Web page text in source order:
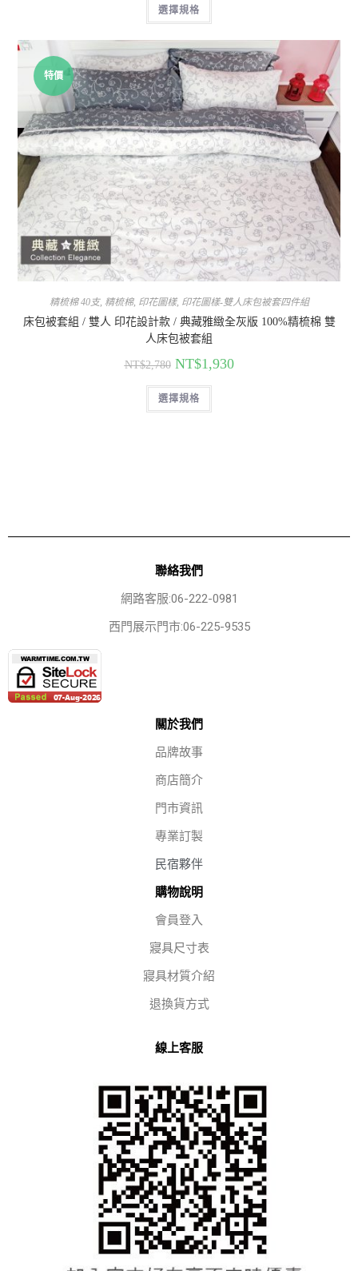
選擇規格
特價
精梳棉 40支, 精梳棉, 印花圖樣, 印花圖樣-雙人床包被套四件組
床包被套組 / 雙人 印花設計款 / 典藏雅緻全灰版 100%精梳棉 雙
人床包被套組
NT$2,780 NT$1,930
選擇規格
聯絡我們
網路客服:06-222-0981
西門展示門市:06-225-9535
關於我們
品牌故事
商店簡介
門市資訊
專業訂製
民宿夥伴
購物說明
會員登入
寢具尺寸表
寢具材質介紹
退換貨方式
線上客服